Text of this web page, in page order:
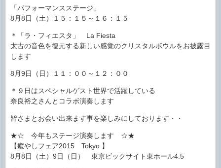
「パフォーマンスステージ」
8月8日（土）１５：１５～１６：１５
＊「ラ・フィエスタ」 La Fiesta
太古の音色を復元する新しい感覚のクリスタルボウルをお披露目
します
8月9日（日）１１：００～１２：００
＊９日はスペシャルゲスト世界で活躍している
奈良裕之さんとコラボ演奏します
皆さまとお会い出来ます事を楽しみにしております・・
★☆ 今年もステージ演奏します ☆★
【癒やしフェア2015 Tokyo 】
8月8日（土）9日（日） 東京ビックサイト東ホール4.5